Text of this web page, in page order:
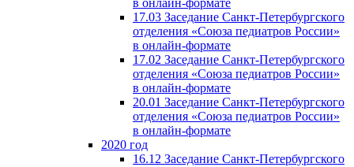
в онлайн-формате
17.03 Заседание Санкт-Петербургского
отделения «Союза педиатров России»
в онлайн-формате
17.02 Заседание Санкт-Петербургского
отделения «Союза педиатров России»
в онлайн-формате
20.01 Заседание Санкт-Петербургского
отделения «Союза педиатров России»
в онлайн-формате
2020 год
16.12 Заседание Санкт-Петербургского